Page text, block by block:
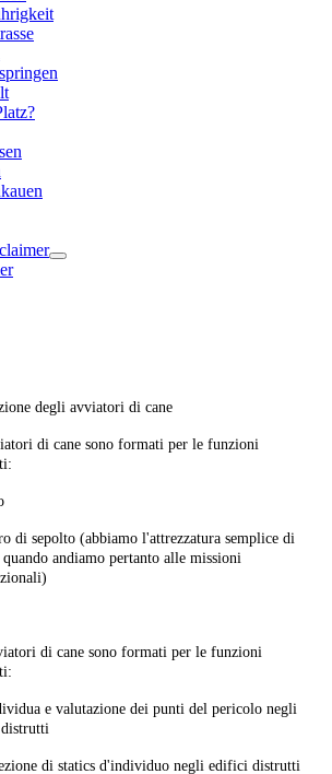
degli avviatori di cane
di cane sono formati per le funzioni
di sepolto (abbiamo l'attrezzatura semplice di
quando andiamo pertanto alle missioni
di cane sono formati per le funzioni
e valutazione dei punti del pericolo negli
di statics d'individuo negli edifici distrutti